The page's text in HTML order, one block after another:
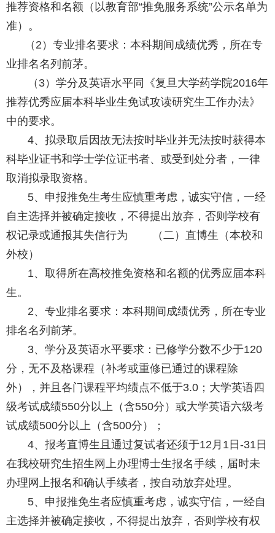
推荐资格和名额（以教育部“推免服务系统”公示名单为
准）。
（2）专业排名要求：本科期间成绩优秀，所在专
业排名名列前茅。
（3）学分及英语水平同《复旦大学药学院2016年
推荐优秀应届本科毕业生免试攻读研究生工作办法》
中的要求。
4、拟录取后因故无法按时毕业并无法按时获得本
科毕业证书和学士学位证书者、或受到处分者，一律
取消拟录取资格。
5、申报推免生考生应慎重考虑，诚实守信，一经
自主选择并被确定接收，不得提出放弃，否则学校有
权记录或通报其失信行为 （二）直博生（本校和
外校）
1、取得所在高校推免资格和名额的优秀应届本科
生。
2、专业排名要求：本科期间成绩优秀，所在专业
排名名列前茅。
3、学分及英语水平要求：已修学分数不少于120
分，无不及格课程（补考或重修已通过的课程除
外），并且各门课程平均绩点不低于3.0；大学英语四
级考试成绩550分以上（含550分）或大学英语六级考
试成绩500分以上（含500分）；
4、报考直博生且通过复试者还须于12月1日-31日
在我校研究生招生网上办理博士生报名手续，届时未
办理网上报名和确认手续者，按自动放弃处理。
5、申报推免生者应慎重考虑，诚实守信，一经自
主选择并被确定接收，不得提出放弃，否则学校有权